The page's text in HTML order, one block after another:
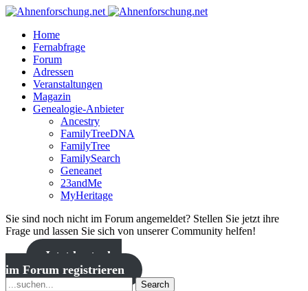
Home
Fernabfrage
Forum
Adressen
Veranstaltungen
Magazin
Genealogie-Anbieter
Ancestry
FamilyTreeDNA
FamilyTree
FamilySearch
Geneanet
23andMe
MyHeritage
Sie sind noch nicht im Forum angemeldet? Stellen Sie jetzt ihre
Frage und lassen Sie sich von unserer Community helfen!
Jetzt kostenlos
im Forum registrieren
Search